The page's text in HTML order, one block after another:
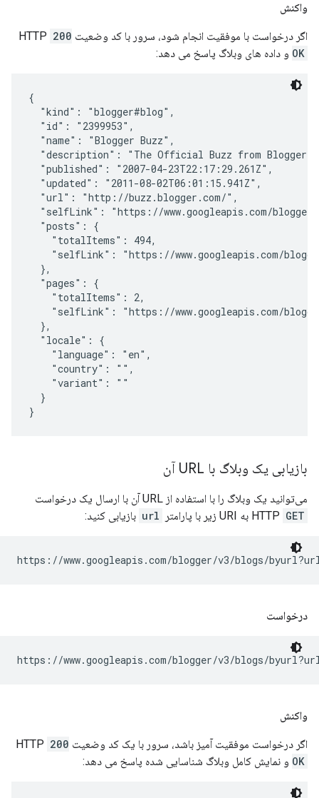
واکنش
اگر درخواست با موفقیت انجام شود، سرور با کد وضعیت HTTP 200
OK و داده های وبلاگ پاسخ می دهد:
{
  "kind": "blogger#blog",
  "id": "2399953",
  "name": "Blogger Buzz",
"description": "The Official Buzz from Blogger
  "published": "2007-04-23T22:17:29.261Z",
  "updated": "2011-08-02T06:01:15.941Z",
  "url": "http://buzz.blogger.com/",
"selfLink": "https://www.googleapis.com/
  "posts": {
    "totalItems": 494,
"selfLink": "https://www.googleapis.com/
  },
  "pages": {
    "totalItems": 2,
"selfLink": "https://www.googleapis.com/
  },
  "locale": {
    "language": "en",
    "country": "",
    "variant": ""
  }
بازیابی یک وبلاگ با URL آن
می‌توانید یک وبلاگ را با استفاده از URL آن با ارسال یک درخواست
HTTP GET به URI زیر با پارامتر url بازیابی کنید:
https://www.googleapis.com/blogger/v3/blogs/
درخواست
https://www.googleapis.com/blogger/v3/blogs/
واکنش
اگر درخواست موفقیت آمیز باشد، سرور با یک کد وضعیت HTTP 200
OK و نمایش کامل وبلاگ شناسایی شده پاسخ می دهد: